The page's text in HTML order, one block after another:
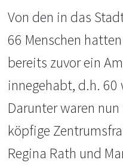
Von den in das
66 Menschen
bereits zuvor ein
innegehabt, d.h. 60
Darunter waren
köpfige
Regina Rath und